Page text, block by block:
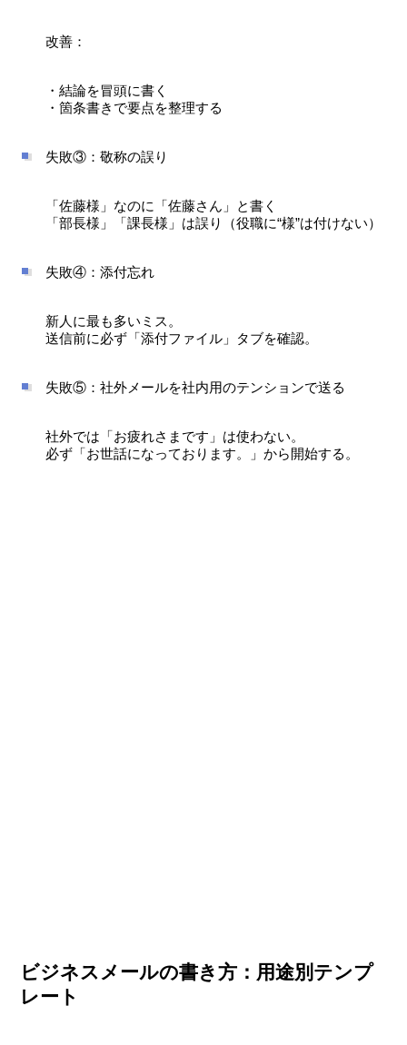
改善：
・結論を冒頭に書く
・箇条書きで要点を整理する
失敗③：敬称の誤り
「佐藤様」なのに「佐藤さん」と書く
「部長様」「課長様」は誤り（役職に“様”は付けない）
失敗④：添付忘れ
新人に最も多いミス。
送信前に必ず「添付ファイル」タブを確認。
失敗⑤：社外メールを社内用のテンションで送る
社外では「お疲れさまです」は使わない。
必ず「お世話になっております。」から開始する。
ビジネスメールの書き方：用途別テンプ
レート